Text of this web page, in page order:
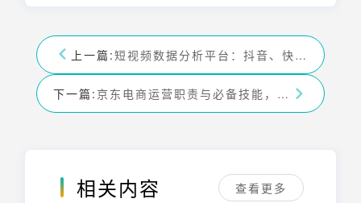
上一篇: 短视频数据分析平台：抖音、快手、TikTok数据分析工具
下一篇: 京东电商运营职责与必备技能，另附提效工具
相关内容 查看更多